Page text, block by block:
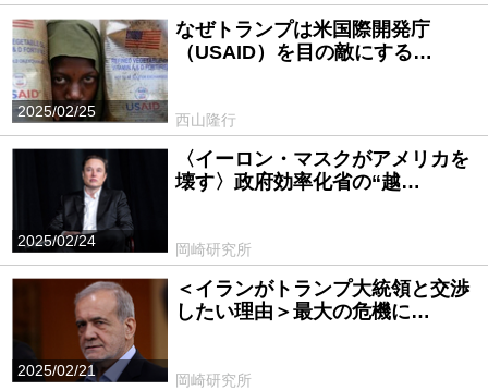
2025/02/25
なぜトランプは米国際開発庁
（USAID）を目の敵にする…
西山隆行
2025/02/24
〈イーロン・マスクがアメリカを
壊す〉政府効率化省の“越…
岡崎研究所
2025/02/21
＜イランがトランプ大統領と交渉
したい理由＞最大の危機に…
岡崎研究所